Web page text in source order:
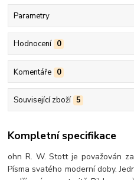
Parametry
Hodnocení 0
Komentáře 0
Související zboží 5
Kompletní specifikace
ohn R. W. Stott je považován
Písma svatého moderní doby.